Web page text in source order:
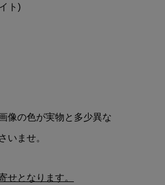
ト)
像の色が実物と多少異な
いませ。
せとなります。